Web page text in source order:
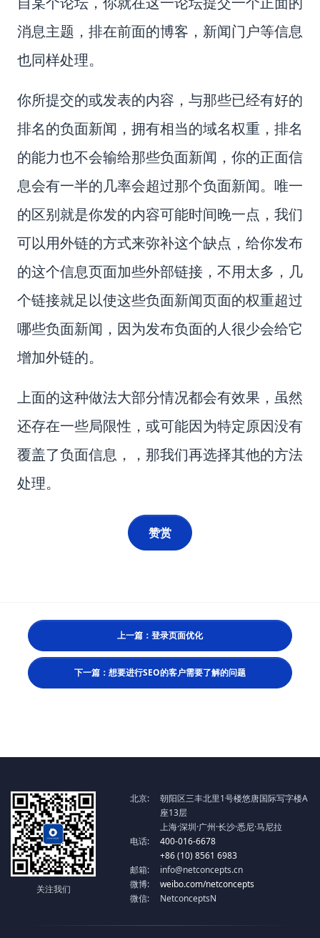
消息主题，排在前面的博客，新闻门户等信息
也同样处理。
你所提交的或发表的内容，与那些已经有好的
排名的负面新闻，拥有相当的域名权重，排名
的能力也不会输给那些负面新闻，你的正面信
息会有一半的几率会超过那个负面新闻。唯一
的区别就是你发的内容可能时间晚一点，我们
可以用外链的方式来弥补这个缺点，给你发布
的这个信息页面加些外部链接，不用太多，几
个链接就足以使这些负面新闻页面的权重超过
哪些负面新闻，因为发布负面的人很少会给它
增加外链的。
上面的这种做法大部分情况都会有效果，虽然
还存在一些局限性，或可能因为特定原因没有
覆盖了负面信息，，那我们再选择其他的方法
处理。
赞赏
上一篇：登录页面优化
下一篇：想要进行SEO的客户需要了解的问题
关注我们
北京:
朝阳区三丰北里1号楼悠唐国际写字楼A
座13层
上海·深圳·广州·长沙·悉尼·马尼拉
电话:
400-016-6678
+86 (10) 8561 6983
邮箱:
info@netconcepts.cn
微博:
weibo.com/netconcepts
微信:
NetconceptsN